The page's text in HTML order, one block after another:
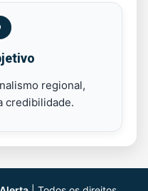
regional,
credibilidade.